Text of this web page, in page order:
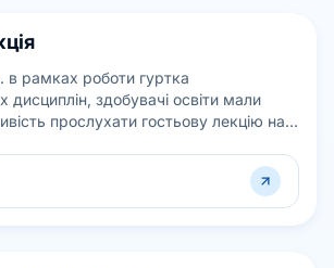
в рамках роботи гуртка
здобувачі освіти мали
прослухати гостьову лекцію на